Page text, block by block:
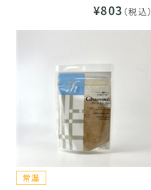
¥803 （税込）